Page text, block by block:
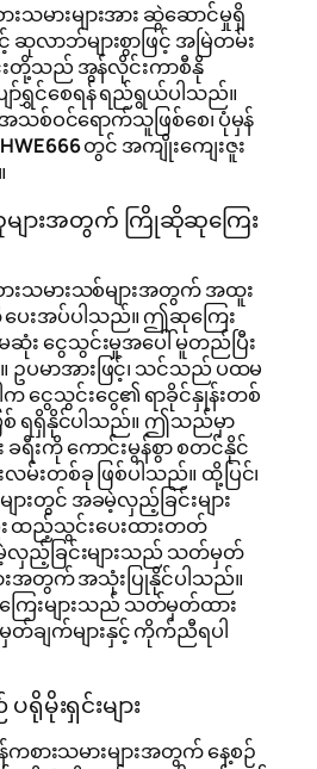
သမားများအား ဆွဲဆောင်မှုရှိ
င့် ဆုလာဘ်များစွာဖြင့် အမြဲတမ်း
းတို့သည် အွန်လိုင်းကာစီနို
ရွှင်စေရန် ရည်ရွယ်ပါသည်။
စ်ဝင်ရောက်သူဖြစ်စေ၊ ပုံမှန်
တွင် အကျိုးကျေးဇူး
ျားအတွက် ကြိုဆိုဆုကြေး
သမားသစ်များအတွက် အထူး
ပေးအပ်ပါသည်။ ဤဆုကြေး
း ငွေသွင်းမှုအပေါ် မူတည်ပြီး
ပမာအားဖြင့်၊ သင်သည် ပထမ
ငွေသွင်းငွေ၏ ရာခိုင်နှုန်းတစ်
ရရှိနိုင်ပါသည်။ ဤသည်မှာ
ခရီးကို ကောင်းမွန်စွာ စတင်နိုင်
မ်းတစ်ခု ဖြစ်ပါသည်။ ထို့ပြင်၊
ားတွင် အခမဲ့လှည့်ခြင်းများ
း ထည့်သွင်းပေးထားတတ်
ည့်ခြင်းများသည် သတ်မှတ်
ားအတွက် အသုံးပြုနိုင်ပါသည်။
ေးများသည် သတ်မှတ်ထား
ချက်များနှင့် ကိုက်ညီရပါ
မိုးရှင်းများ
စားသမားများအတွက် နေ့စဉ်